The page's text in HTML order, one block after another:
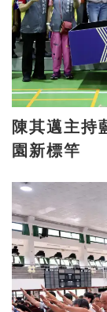
陳其邁主持藍田國
園新標竿